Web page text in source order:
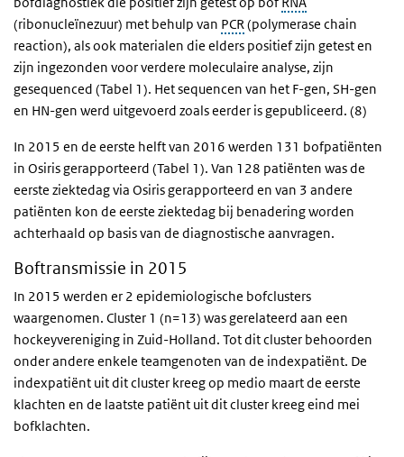
(ribonucleïnezuur) met behulp van PCR(polymerase chain
reaction), als ook materialen die elders positief zijn getest en
zijn ingezonden voor verdere moleculaire analyse, zijn
gesequenced (Tabel 1). Het sequencen van het F-gen, SH-gen
en HN-gen werd uitgevoerd zoals eerder is gepubliceerd. (8)
In 2015 en de eerste helft van 2016 werden 131 bofpatiënten
in Osiris gerapporteerd (Tabel 1). Van 128 patiënten was de
eerste ziektedag via Osiris gerapporteerd en van 3 andere
patiënten kon de eerste ziektedag bij benadering worden
achterhaald op basis van de diagnostische aanvragen.
Boftransmissie in 2015
In 2015 werden er 2 epidemiologische bofclusters
waargenomen. Cluster 1 (n=13) was gerelateerd aan een
hockeyvereniging in Zuid-Holland. Tot dit cluster behoorden
onder andere enkele teamgenoten van de indexpatiënt. De
indexpatiënt uit dit cluster kreeg op medio maart de eerste
klachten en de laatste patiënt uit dit cluster kreeg eind mei
bofklachten.